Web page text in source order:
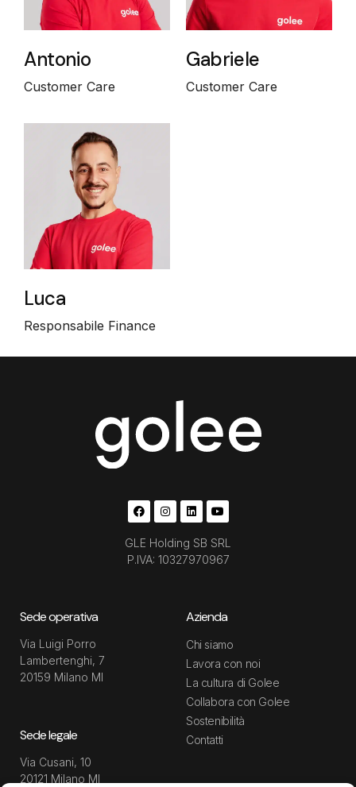
Antonio
Customer Care
Gabriele
Customer Care
Luca
Responsabile Finance
GLE Holding SB SRL
P.IVA: 10327970967
Sede operativa
Via Luigi Porro
Lambertenghi, 7
20159 Milano MI
Sede legale
Via Cusani, 10
20121 Milano MI
Azienda
Chi siamo
Lavora con noi
La cultura di Golee
Collabora con Golee
Sostenibilità
Contatti